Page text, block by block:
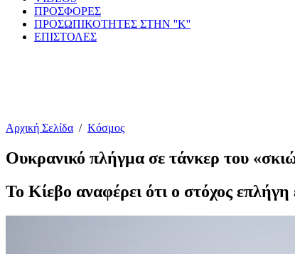
ΠΡΟΣΦΟΡΕΣ
ΠΡΟΣΩΠΙΚΟΤΗΤΕΣ ΣΤΗΝ ''Κ''
ΕΠΙΣΤΟΛΕΣ
Αρχική Σελίδα / Κόσμος
Ουκρανικό πλήγμα σε τάνκερ του
Το Κίεβο αναφέρει ότι ο στόχος επλήγη